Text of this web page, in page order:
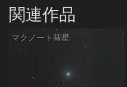
関連作品
マクノート彗星